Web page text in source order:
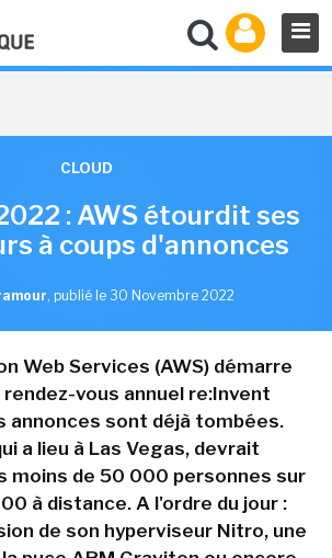
CLOUD
: AWS étourdit ses
à coups d'annonces
, publié le 30 Novembre 2022
Web Services (AWS) démarre
vous annuel re:Invent
annonces sont déjà tombées.
a lieu à Las Vegas, devrait
moins de 50 000 personnes sur
à distance. A l'ordre du jour :
de son hyperviseur Nitro, une